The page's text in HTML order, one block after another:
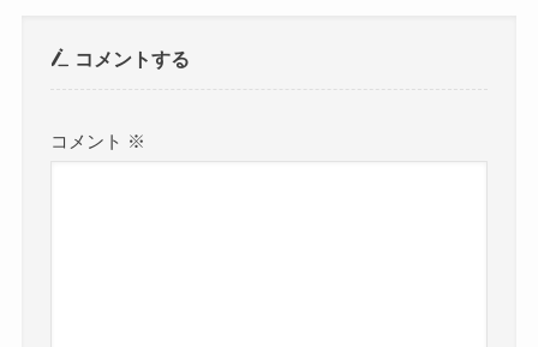
コメントする
コメント ※